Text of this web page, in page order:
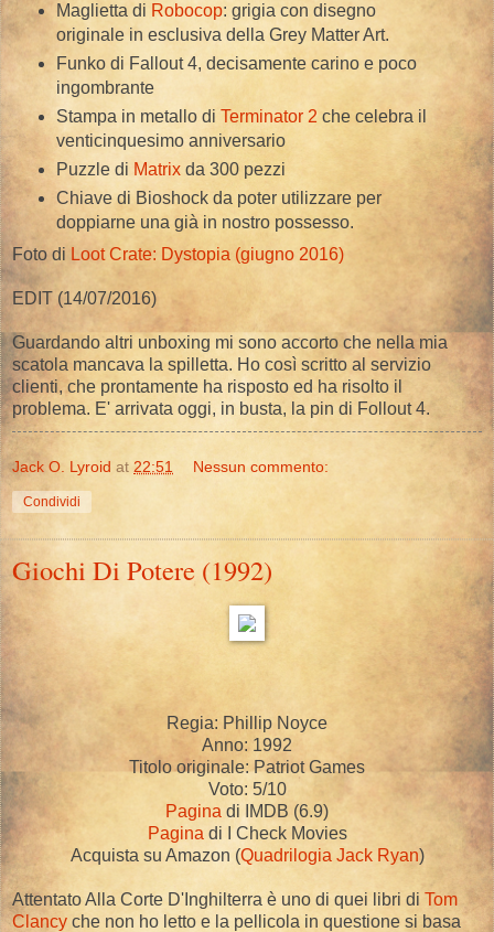
Maglietta di Robocop: grigia con disegno
originale in esclusiva della Grey Matter Art.
Funko di Fallout 4, decisamente carino e poco
ingombrante
Stampa in metallo di Terminator 2 che celebra il
venticinquesimo anniversario
Puzzle di Matrixda 300 pezzi
Chiave di Bioshock da poter utilizzare per
doppiarne una già in nostro possesso.
Foto di Loot Crate: Dystopia (giugno 2016)
EDIT (14/07/2016)
Guardando altri unboxing mi sono accorto che nella mia
scatola mancava la spilletta. Ho così scritto al servizio
clienti, che prontamente ha risposto ed ha risolto il
problema. E' arrivata oggi, in busta, la pin di Follout 4.
Jack O. Lyroid at 22:51 Nessun commento:
Condividi
Giochi Di Potere (1992)
Regia: Phillip Noyce
Anno: 1992
Titolo originale: Patriot Games
Voto: 5/10
Pagina di IMDB (6.9)
Pagina di I Check Movies
Acquista su Amazon (Quadrilogia Jack Ryan)
Attentato Alla Corte D'Inghilterra è uno di quei libri di Tom
Clancy che non ho letto e la pellicola in questione si basa